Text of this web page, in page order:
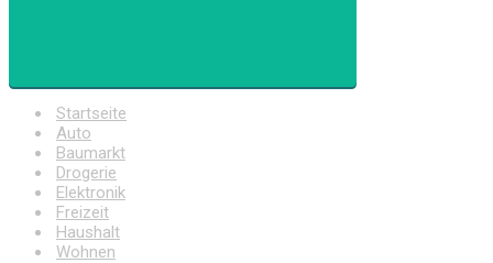
Startseite
Auto
Baumarkt
Drogerie
Elektronik
Freizeit
Haushalt
Wohnen